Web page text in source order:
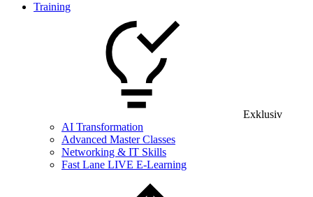
Training
Exklusiv
AI Transformation
Advanced Master Classes
Networking & IT Skills
Fast Lane LIVE E-Learning